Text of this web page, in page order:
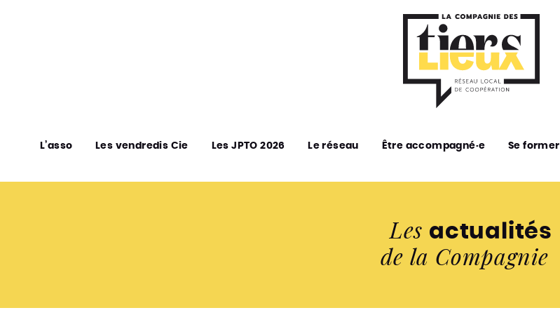
L’asso Les vendredis Cie Les JPTO 2026 Le réseau Être accompagné·e Se former
Les actualités
de la Compagnie